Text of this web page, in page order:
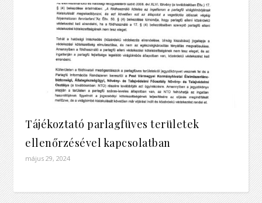
Tájékoztató parlagfüves területek
ellenőrzésével kapcsolatban
május 29, 2024